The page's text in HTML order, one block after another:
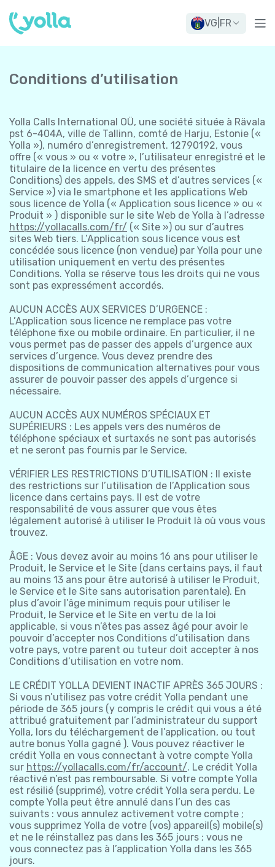
VG FR
Conditions d’utilisation
Yolla Calls International OÜ, une société située à Rävala
pst 6-404A, ville de Tallinn, comté de Harju, Estonie («
Yolla »), numéro d’enregistrement. 12790192, vous
offre (« vous » ou « votre », l’utilisateur enregistré et le
titulaire de la licence en vertu des présentes
Conditions) des appels, des SMS et d’autres services («
Service ») via le smartphone et les applications Web
sous licence de Yolla (« Application sous licence » ou «
Produit » ) disponible sur le site Web de Yolla à l’adresse
https://yollacalls.com/fr/ (« Site ») ou sur d’autres
sites Web tiers. L’Application sous licence vous est
concédée sous licence (non vendue) par Yolla pour une
utilisation uniquement en vertu des présentes
Conditions. Yolla se réserve tous les droits qui ne vous
sont pas expressément accordés.
AUCUN ACCÈS AUX SERVICES D’URGENCE :
L’Application sous licence ne remplace pas votre
téléphone fixe ou mobile ordinaire. En particulier, il ne
vous permet pas de passer des appels d’urgence aux
services d’urgence. Vous devez prendre des
dispositions de communication alternatives pour vous
assurer de pouvoir passer des appels d’urgence si
nécessaire.
AUCUN ACCÈS AUX NUMÉROS SPÉCIAUX ET
SUPÉRIEURS : Les appels vers des numéros de
téléphone spéciaux et surtaxés ne sont pas autorisés
et ne seront pas fournis par le Service.
VÉRIFIER LES RESTRICTIONS D’UTILISATION : Il existe
des restrictions sur l’utilisation de l’Application sous
licence dans certains pays. Il est de votre
responsabilité de vous assurer que vous êtes
légalement autorisé à utiliser le Produit là où vous vous
trouvez.
ÂGE : Vous devez avoir au moins 16 ans pour utiliser le
Produit, le Service et le Site (dans certains pays, il faut
au moins 13 ans pour être autorisé à utiliser le Produit,
le Service et le Site sans autorisation parentale). En
plus d’avoir l’âge minimum requis pour utiliser le
Produit, le Service et le Site en vertu de la loi
applicable, si vous n’êtes pas assez âgé pour avoir le
pouvoir d’accepter nos Conditions d’utilisation dans
votre pays, votre parent ou tuteur doit accepter à nos
Conditions d’utilisation en votre nom.
LE CRÉDIT YOLLA DEVIENT INACTIF APRÈS 365 JOURS :
Si vous n’utilisez pas votre crédit Yolla pendant une
période de 365 jours (y compris le crédit qui vous a été
attribué gratuitement par l’administrateur du support
Yolla, lors du téléchargement de l’application, ou tout
autre bonus Yolla gagné ). Vous pouvez réactiver le
crédit Yolla en vous connectant à votre compte Yolla
sur https://yollacalls.com/fr/account/. Le crédit Yolla
réactivé n’est pas remboursable. Si votre compte Yolla
est résilié (supprimé), votre crédit Yolla sera perdu. Le
compte Yolla peut être annulé dans l’un des cas
suivants : vous annulez activement votre compte ;
vous supprimez Yolla de votre (vos) appareil(s) mobile(s)
et ne le réinstallez pas dans les 365 jours ; vous ne
vous connectez pas à l’application Yolla dans les 365
jours.